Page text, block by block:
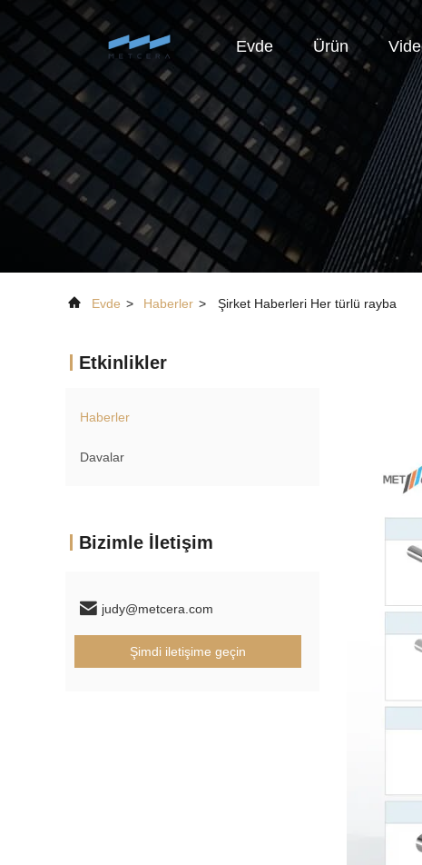
Evde Ürün
Evde > Haberler > Şirket Haberleri Her türlü rayba
Etkinlikler
Haberler
Davalar
Bizimle İletişim
judy@metcera.com
Şimdi iletişime geçin